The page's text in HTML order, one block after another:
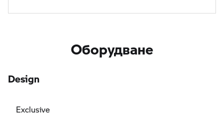
Оборудване
Design
Exclusive